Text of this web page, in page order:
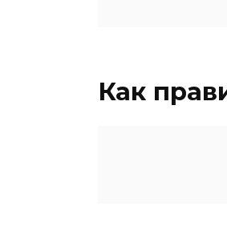
Как